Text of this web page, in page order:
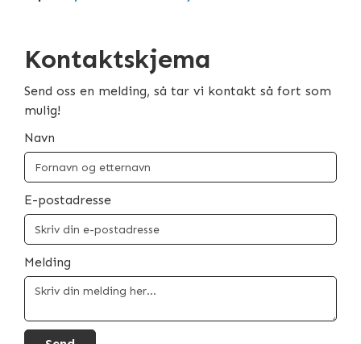
Kontaktskjema
Send oss en melding, så tar vi kontakt så fort som
mulig!
Navn
E-postadresse
Melding